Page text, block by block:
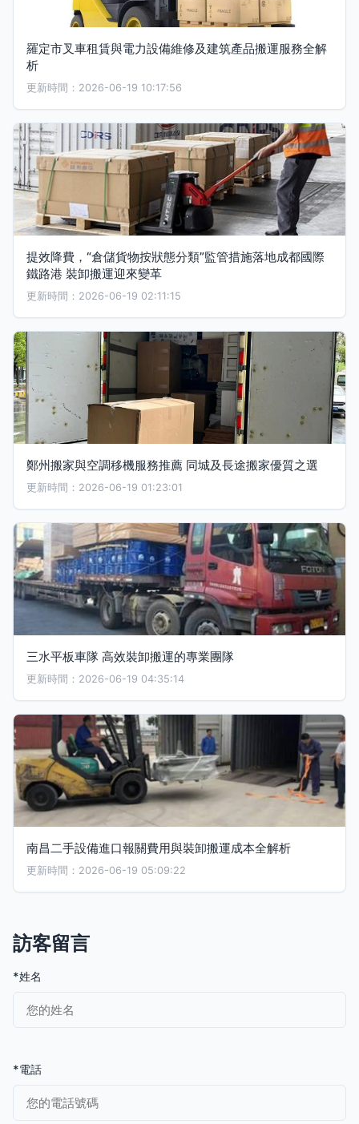
羅定市叉車租賃與電力設備維修及建筑產品搬運服務全解
析
更新時間：2026-06-19 10:17:56
提效降費，“倉儲貨物按狀態分類”監管措施落地成都國際
鐵路港 裝卸搬運迎來變革
更新時間：2026-06-19 02:11:15
鄭州搬家與空調移機服務推薦 同城及長途搬家優質之選
更新時間：2026-06-19 01:23:01
三水平板車隊 高效裝卸搬運的專業團隊
更新時間：2026-06-19 04:35:14
南昌二手設備進口報關費用與裝卸搬運成本全解析
更新時間：2026-06-19 05:09:22
訪客留言
*姓名
*電話